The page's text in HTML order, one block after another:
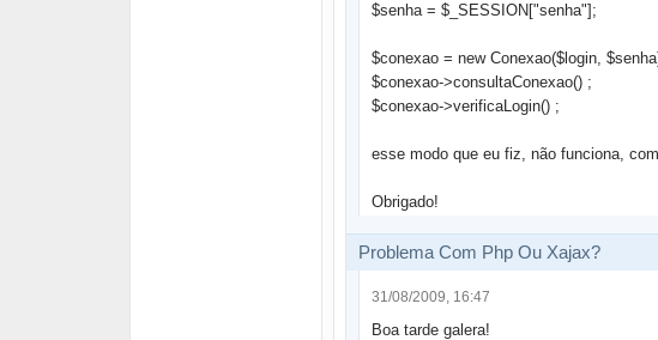
$senha = $_SESSION["senha"];
$conexao = new Conexao($login,
$conexao->consultaConexao() ;
$conexao->verificaLogin() ;
esse modo que eu fiz, não funciona,
Obrigado!
Problema Com Php Ou Xajax?
31/08/2009, 16:47
Boa tarde galera!